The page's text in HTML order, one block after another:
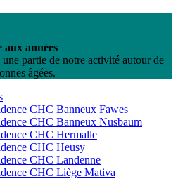
aux années
partie de notre activité autour de
âgées.
CHC Banneux Fawes
CHC Banneux Nusbaum
CHC Hermalle
CHC Heusy
CHC Landenne
CHC Liège Mativa